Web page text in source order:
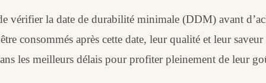
vérifier la date de durabilité minimale (DDM) avant
consommés après cette date, leur qualité et leur
les meilleurs délais pour profiter pleinement de leur